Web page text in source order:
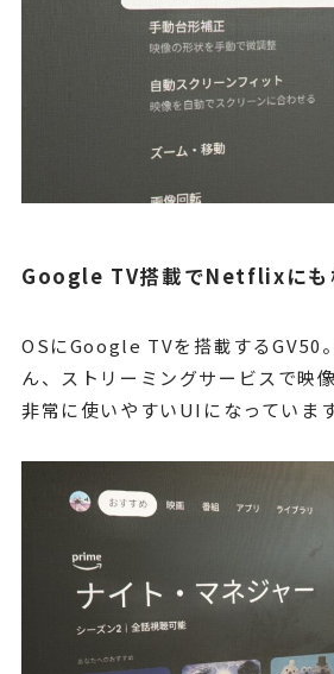
Google TV搭載でNetflixにも
OSにGoogle TVを搭載するGV50
ん、ストリーミングサービスで映
非常に使いやすいUIになっています